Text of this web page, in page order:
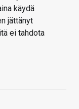
käydä
jättänyt
ei tahdota